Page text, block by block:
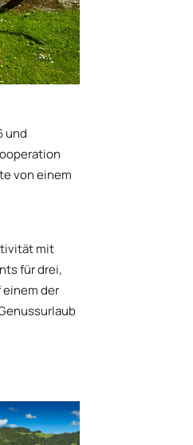
und
von einem
mit
für drei,
der